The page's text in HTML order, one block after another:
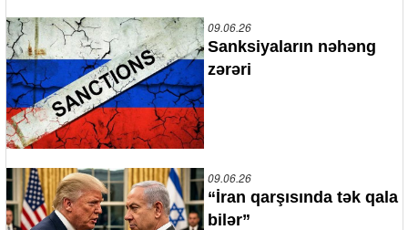
09.06.26
Sanksiyaların nəhəng
zərəri
09.06.26
“İran qarşısında tək qala
bilər”